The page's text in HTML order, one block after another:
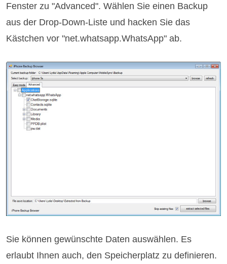
Fenster zu "Advanced". Wählen Sie einen Backup
aus der Drop-Down-Liste und hacken Sie das
Kästchen vor "net.whatsapp.WhatsApp" ab.
Sie können gewünschte Daten auswählen. Es
erlaubt Ihnen auch, den Speicherplatz zu definieren.